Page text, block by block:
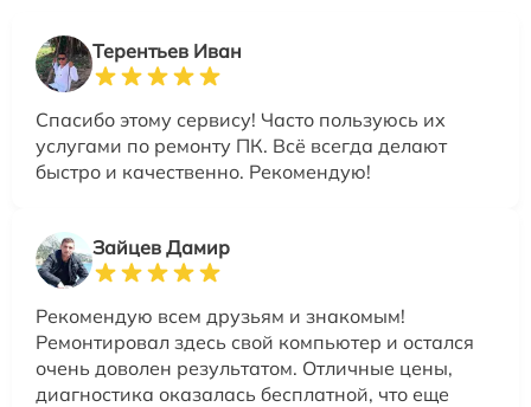
Терентьев Иван
Спасибо этому сервису! Часто пользуюсь их
услугами по ремонту ПК. Всё всегда делают
быстро и качественно. Рекомендую!
Зайцев Дамир
Рекомендую всем друзьям и знакомым!
Ремонтировал здесь свой компьютер и остался
очень доволен результатом. Отличные цены,
диагностика оказалась бесплатной, что еще